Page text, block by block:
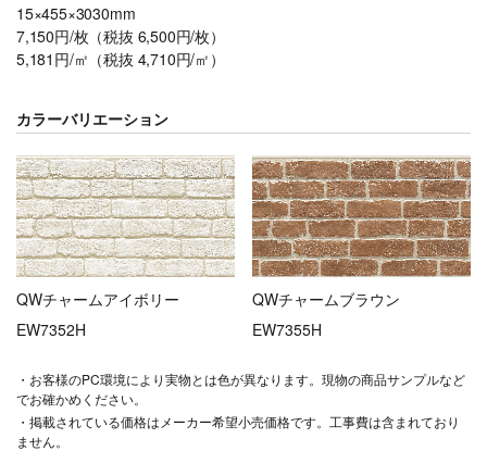
15×455×3030mm
7,150円/枚（税抜 6,500円/枚）
5,181円/㎡（税抜 4,710円/㎡）
カラーバリエーション
QWチャームアイボリー
EW7352H
QWチャームブラウン
EW7355H
・お客様のPC環境により実物とは色が異なります。現物の商品サンプルなど
でお確かめください。
・掲載されている価格はメーカー希望小売価格です。工事費は含まれており
ません。